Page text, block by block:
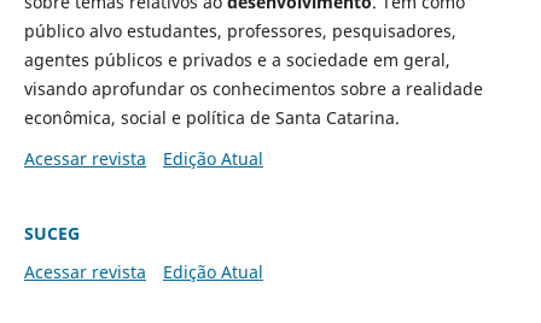
público alvo estudantes, professores, pesquisadores,
agentes públicos e privados e a sociedade em geral,
visando aprofundar os conhecimentos sobre a realidade
econômica, social e política de Santa Catarina.
Acessar revista
Edição Atual
SUCEG
Acessar revista
Edição Atual